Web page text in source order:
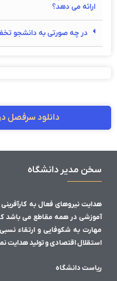
ارائه می دهد؟
در چه صورتی به دانشجو
دانلود سرفصل
سخن مدیر دانشگاه
هدایت نیروهای فعال به
آموزشی در همه مقاطع می باشد که
مهارت به شکوفایی و ارتقاء
استقلال اقتصادی و تولید هدایت
ریاست دانشگاه